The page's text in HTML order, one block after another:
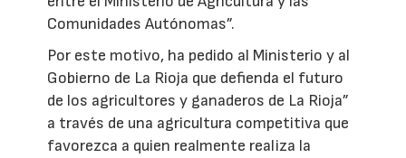
Comunidades Autónomas”.
Por este motivo, ha pedido al Ministerio y al
Gobierno de La Rioja que defienda el futuro
de los agricultores y ganaderos de La Rioja”
a través de una agricultura competitiva que
favorezca a quien realmente realiza la